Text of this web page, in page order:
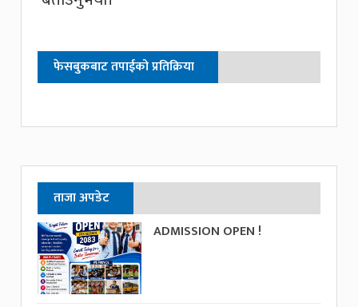
फेसबुकबाट तपाईको प्रतिक्रिया
ताजा अपडेट
ADMISSION OPEN !